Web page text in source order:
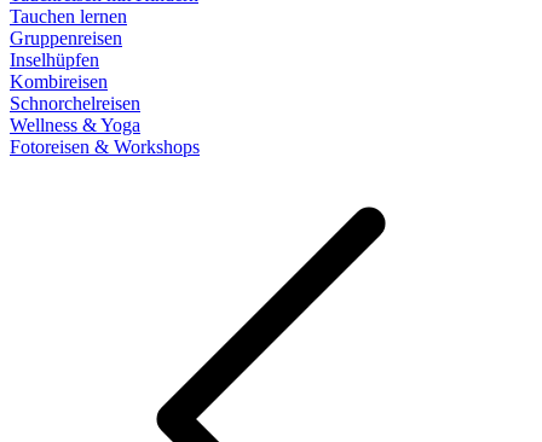
Tauchen lernen
Gruppenreisen
Inselhüpfen
Kombireisen
Schnorchelreisen
Wellness & Yoga
Fotoreisen & Workshops